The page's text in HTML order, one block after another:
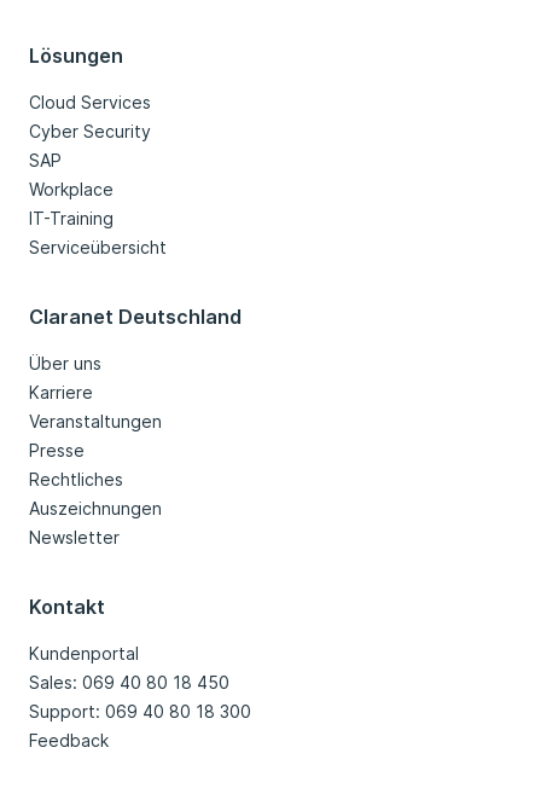
Lösungen
Cloud Services
Cyber Security
SAP
Workplace
IT-Training
Serviceübersicht
Claranet Deutschland
Über uns
Karriere
Veranstaltungen
Presse
Rechtliches
Auszeichnungen
Newsletter
Kontakt
Kundenportal
Sales: 069 40 80 18 450
Support: 069 40 80 18 300
Feedback